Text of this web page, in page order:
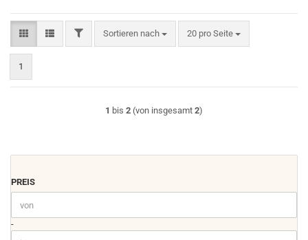
FILTERSortieren nach
Sortieren nach 20 pro Seite
pro Seite
1
1 bis 2 (von insgesamt 2)
PREIS
PREIS
Preis bis
-